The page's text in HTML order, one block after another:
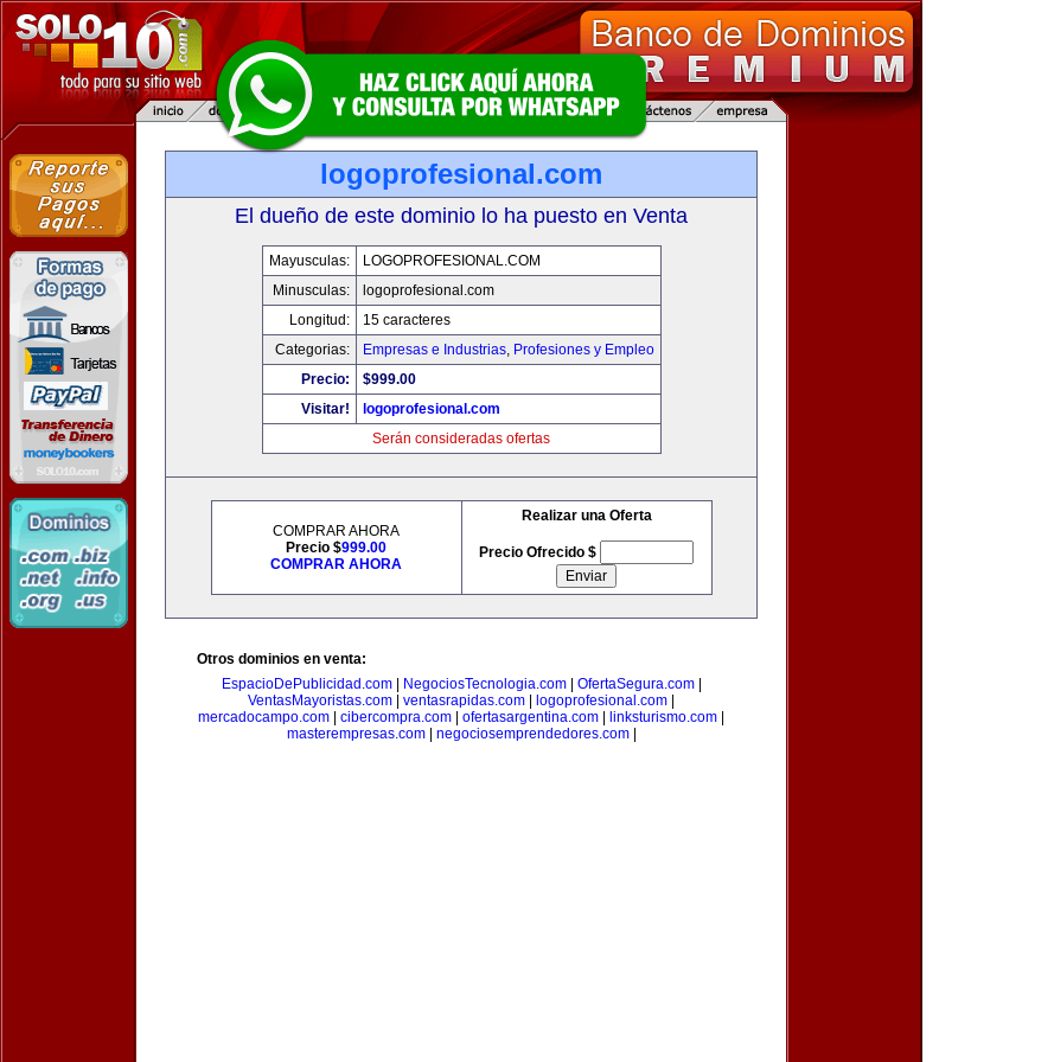
logoprofesional.com
El dueño de este dominio lo ha puesto en Venta
Mayusculas:
LOGOPROFESIONAL.COM
Minusculas:
logoprofesional.com
Longitud:
15 caracteres
Categorias:
Empresas e Industrias, Profesiones y Empleo
Precio:
$999.00
Visitar!
logoprofesional.com
Serán consideradas ofertas
COMPRAR AHORA
Precio $999.00
COMPRAR AHORA
Realizar una Oferta
Precio Ofrecido $
Otros dominios en venta:
EspacioDePublicidad.com| NegociosTecnologia.com| OfertaSegura.com|
VentasMayoristas.com
ventasrapidas.com logoprofesional.com
mercadocampo.com
cibercompra.com ofertasargentina.com linksturismo.com
masterempresas.com| negociosemprendedores.com|